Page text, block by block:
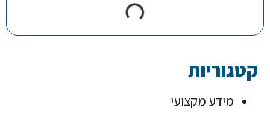
קטגוריות
מידע מקצועי